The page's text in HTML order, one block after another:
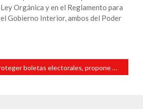
Ley Orgánica y en el Reglamento para
el Gobierno Interior, ambos del Poder
Medida para proteger boletas electorales, propone Diputada